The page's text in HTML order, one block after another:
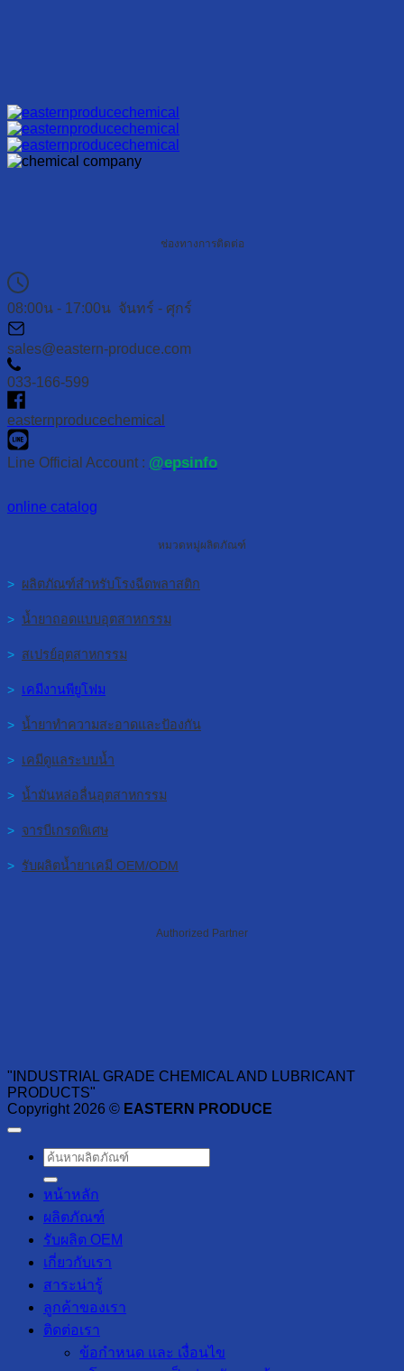
ช่องทางการติดต่อ
08:00น - 17:00น จันทร์ - ศุกร์
sales@eastern-produce.com
033-166-599
easternproducechemical
Line Official Account : @epsinfo
online catalog
หมวดหมู่ผลิตภัณฑ์
> ผลิตภัณฑ์สำหรับโรงฉีดพลาสติก
> น้ำยาถอดแบบอุตสาหกรรม
> สเปรย์อุตสาหกรรม
> เคมีงานพียูโฟม
> น้ำยาทำความสะอาดและป้องกัน
> เคมีดูแลระบบน้ำ
> น้ำมันหล่อลื่นอุตสาหกรรม
> จารบีเกรดพิเศษ
> รับผลิตน้ำยาเคมี OEM/ODM
Authorized Partner
"INDUSTRIAL GRADE CHEMICAL AND LUBRICANT
PRODUCTS"
Copyright 2026 © EASTERN PRODUCE
ค้นหา:
หน้าหลัก
ผลิตภัณฑ์
รับผลิต OEM
เกี่ยวกับเรา
สาระน่ารู้
ลูกค้าของเรา
ติดต่อเรา
ข้อกำหนด และ เงื่อนไข